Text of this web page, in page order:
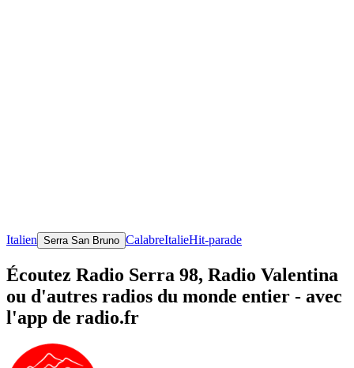
Italien Serra San Bruno CalabreItalieHit-parade
Écoutez Radio Serra 98, Radio Valentina
ou d'autres radios du monde entier - avec
l'app de radio.fr